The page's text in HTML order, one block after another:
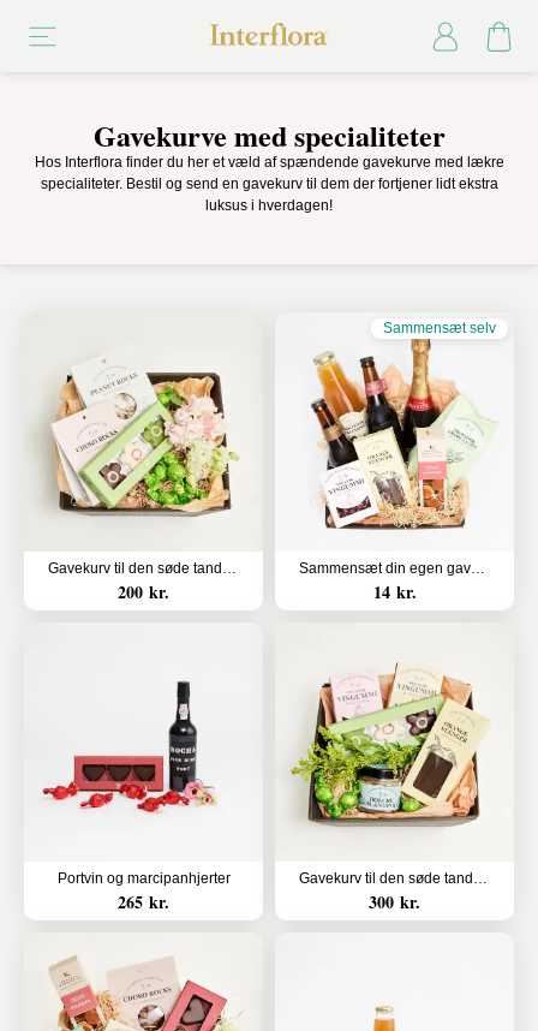
Gavekurve med specialiteter
Hos Interflora finder du her et væld af spændende gavekurve med lækre
specialiteter. Bestil og send en gavekurv til dem der fortjener lidt ekstra
luksus i hverdagen!
Gavekurv til den søde tand (Floristens kreative valg uden alkohol)
200 kr.
Sammensæt selv
Sammensæt din egen gavekurv
14 kr.
Portvin og marcipanhjerter
265 kr.
Gavekurv til den søde tand (Floristens kreative valg uden alkohol)
300 kr.